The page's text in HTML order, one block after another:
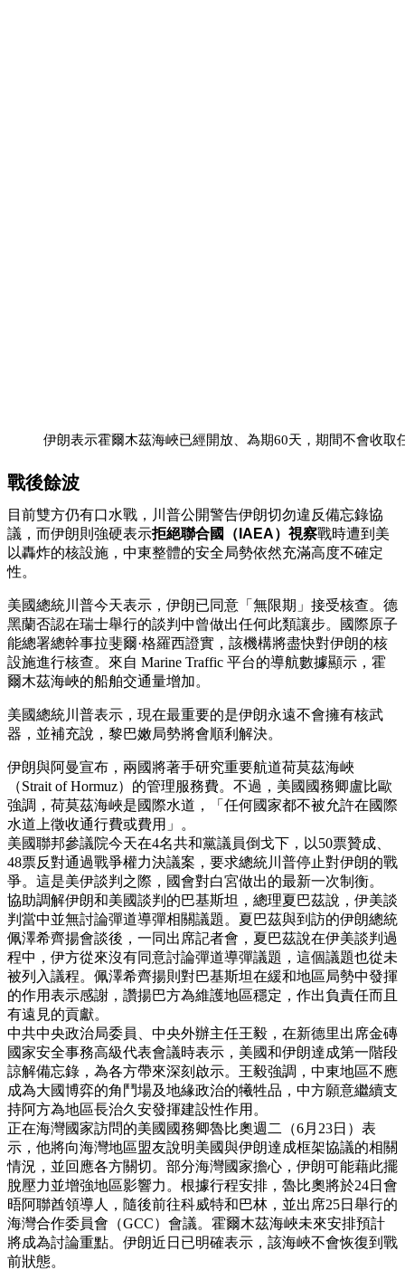
伊朗表示霍爾木茲海峽已經開放、為期60天，期間不會收
戰後餘波
目前雙方仍有口水戰，川普公開警告伊朗切勿違反備忘錄協
議，而伊朗則強硬表示拒絕聯合國（IAEA）視察戰時遭到美
以轟炸的核設施，中東整體的安全局勢依然充滿高度不確定
性。
美國總統川普今天表示，伊朗已同意「無限期」接受核查。德
黑蘭否認在瑞士舉行的談判中曾做出任何此類讓步。國際原子
能總署總幹事拉斐爾·格羅西證實，該機構將盡快對伊朗的核
設施進行核查。來自 Marine Traffic 平台的導航數據顯示，霍
爾木茲海峽的船舶交通量增加。
美國總統川普表示，現在最重要的是伊朗永遠不會擁有核武
器，並補充說，黎巴嫩局勢將會順利解決。
伊朗與阿曼宣布，兩國將著手研究重要航道荷莫茲海峽
（Strait of Hormuz）的管理服務費。不過，美國國務卿盧比歐
強調，荷莫茲海峽是國際水道，「任何國家都不被允許在國際
水道上徵收通行費或費用」。
美國聯邦參議院今天在4名共和黨議員倒戈下，以50票贊成、
48票反對通過戰爭權力決議案，要求總統川普停止對伊朗的戰
爭。這是美伊談判之際，國會對白宮做出的最新一次制衡。
協助調解伊朗和美國談判的巴基斯坦，總理夏巴茲說，伊美談
判當中並無討論彈道導彈相關議題。夏巴茲與到訪的伊朗總統
佩澤希齊揚會談後，一同出席記者會，夏巴茲說在伊美談判過
程中，伊方從來沒有同意討論彈道導彈議題，這個議題也從未
被列入議程。佩澤希齊揚則對巴基斯坦在緩和地區局勢中發揮
的作用表示感謝，讚揚巴方為維護地區穩定，作出負責任而且
有遠見的貢獻。
中共中央政治局委員、中央外辦主任王毅，在新德里出席金磚
國家安全事務高級代表會議時表示，美國和伊朗達成第一階段
諒解備忘錄，為各方帶來深刻啟示。王毅強調，中東地區不應
成為大國博弈的角鬥場及地緣政治的犧牲品，中方願意繼續支
持阿方為地區長治久安發揮建設性作用。
正在海灣國家訪問的美國國務卿魯比奧週二（6月23日）表
示，他將向海灣地區盟友說明美國與伊朗達成框架協議的相關
情況，並回應各方關切。部分海灣國家擔心，伊朗可能藉此擺
脫壓力並增強地區影響力。根據行程安排，魯比奧將於24日會
晤阿聯酋領導人，隨後前往科威特和巴林，並出席25日舉行的
海灣合作委員會（GCC）會議。霍爾木茲海峽未來安排預計
將成為討論重點。伊朗近日已明確表示，該海峽不會恢復到戰
前狀態。